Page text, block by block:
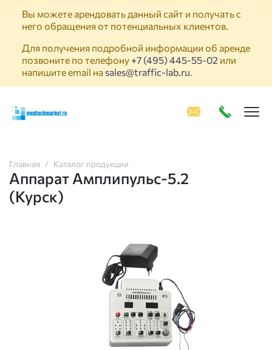
Вы можете арендовать данный сайт и получать с
него обращения от потенциальных клиентов.
Для получения подробной информации об аренде
позвоните по телефону +7 (495) 445-55-02 или
напишите email на sales@traffic-lab.ru.
Главная Каталог продукции
Аппарат Амплипульс-5.2
(Курск)